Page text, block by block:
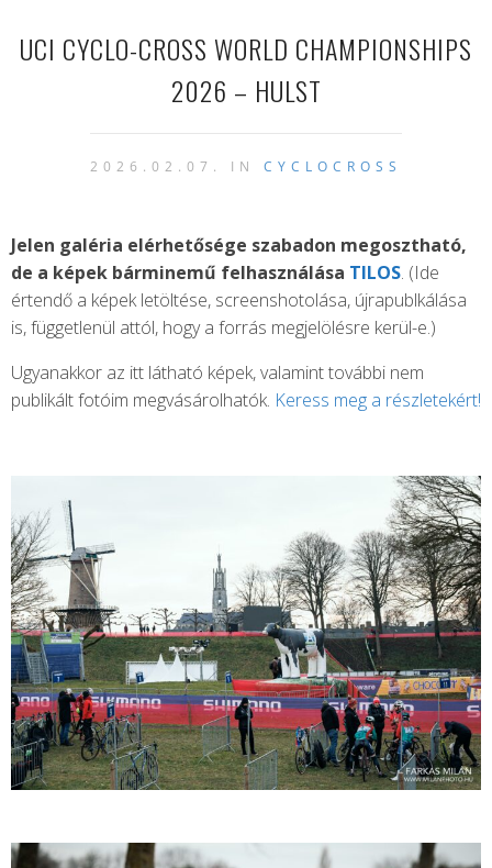
UCI CYCLO-CROSS WORLD CHAMPIONSHIPS
2026 – HULST
2026.02.07. IN CYCLOCROSS
Jelen galéria elérhetősége szabadon megosztható,
de a képek bárminemű felhasználása TILOS. (Ide
értendő a képek letöltése, screenshotolása, újrapublkálása
is, függetlenül attól, hogy a forrás megjelölésre kerül-e.)
Ugyanakkor az itt látható képek, valamint további nem
publikált fotóim megvásárolhatók. Keress meg a részletekért!